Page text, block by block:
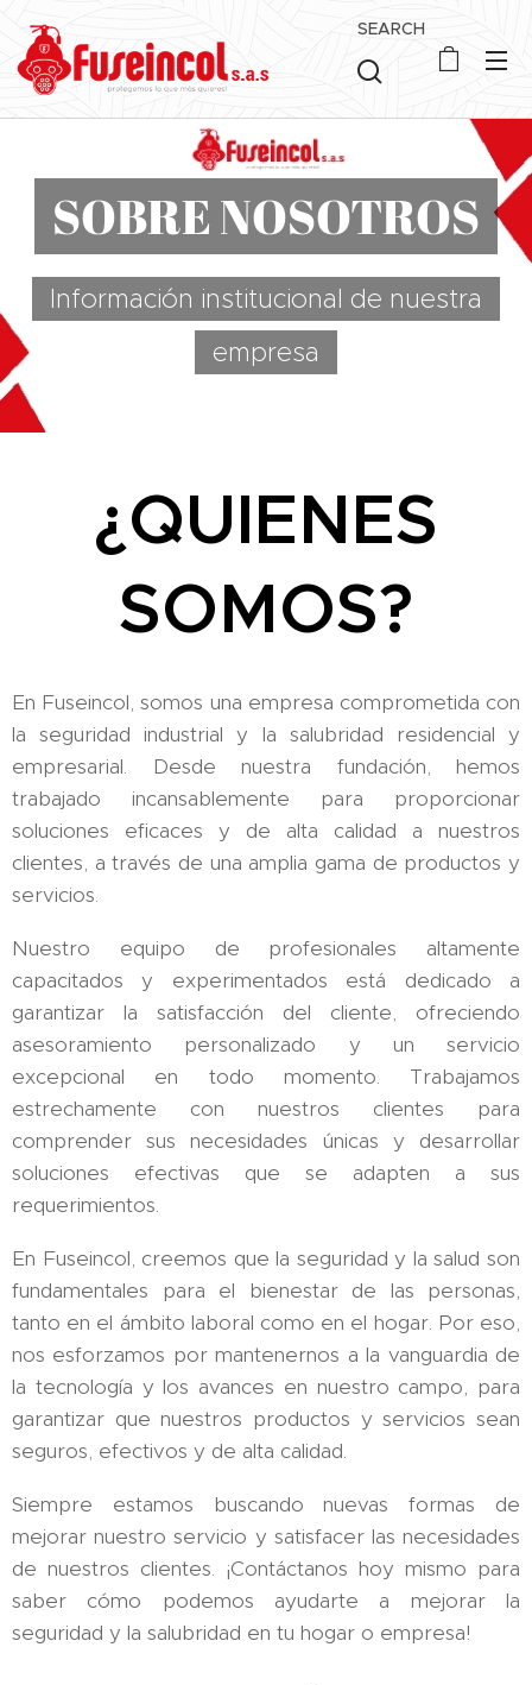
SEARCH
SOBRE NOSOTROS
Información institucional de nuestra
empresa
¿QUIENES
SOMOS?
En Fuseincol, somos una empresa comprometida con
la seguridad industrial y la salubridad residencial y
empresarial. Desde nuestra fundación, hemos
trabajado incansablemente para proporcionar
soluciones eficaces y de alta calidad a nuestros
clientes, a través de una amplia gama de productos y
servicios.
Nuestro equipo de profesionales altamente
capacitados y experimentados está dedicado a
garantizar la satisfacción del cliente, ofreciendo
asesoramiento personalizado y un servicio
excepcional en todo momento. Trabajamos
estrechamente con nuestros clientes para
comprender sus necesidades únicas y desarrollar
soluciones efectivas que se adapten a sus
requerimientos.
En Fuseincol, creemos que la seguridad y la salud son
fundamentales para el bienestar de las personas,
tanto en el ámbito laboral como en el hogar. Por eso,
nos esforzamos por mantenernos a la vanguardia de
la tecnología y los avances en nuestro campo, para
garantizar que nuestros productos y servicios sean
seguros, efectivos y de alta calidad.
Siempre estamos buscando nuevas formas de
mejorar nuestro servicio y satisfacer las necesidades
de nuestros clientes. ¡Contáctanos hoy mismo para
saber cómo podemos ayudarte a mejorar la
seguridad y la salubridad en tu hogar o empresa!